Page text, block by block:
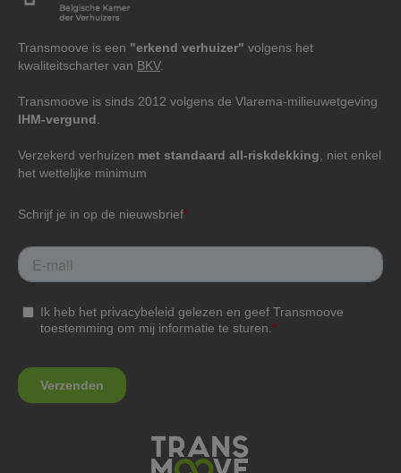
Transmoove is een "erkend verhuizer" volgens het
kwaliteitscharter van BKV.
Transmoove is sinds 2012 volgens de Vlarema-milieuwetgeving
IHM-vergund.
Verzekerd verhuizen met standaard all-riskdekking, niet enkel
het wettelijke minimum